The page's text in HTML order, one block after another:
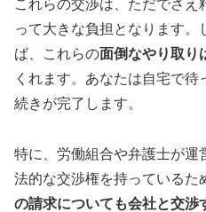
これらの交渉は、ただでさえ
って大きな負担となります
ば、これらの面倒なやり取り
くれます。あなたは自宅で
続きが完了します。
特に、労働組合や弁護士が運
法的な交渉権を持っているた
の請求についても会社と交渉